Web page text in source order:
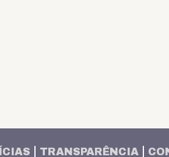
TRANSPARÊNCIA